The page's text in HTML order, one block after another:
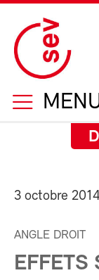
3 octobre
ANGLE DROIT
EFFETS